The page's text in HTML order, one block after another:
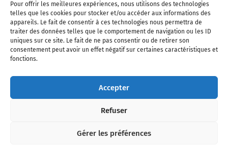
Pour offrir les meilleures expériences, nous utilisons des technologies
telles que les cookies pour stocker et/ou accéder aux informations des
appareils. Le fait de consentir à ces technologies nous permettra de
traiter des données telles que le comportement de navigation ou les ID
uniques sur ce site. Le fait de ne pas consentir ou de retirer son
consentement peut avoir un effet négatif sur certaines caractéristiques et
fonctions.
Accepter
Refuser
Gérer les préférences
Qui sommes-nous ? Nous contacter
Partenaires
Mentions légales
CGV Politique de confidentialité Cookies
l'industrie aéronautique, l'aviation commerciale, l'aviation d'affaires, les
services MRO et après-vente, le financement et la location d'aéronefs
civils, l'aéronautique de défense et l'industrie spatiale. Toute reproduction,
interdite sans autorisation écrite spécifique du Journal de l’Aviation.